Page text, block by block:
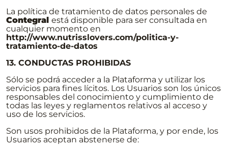
La política de tratamiento de datos personales de
Contegral está disponible para ser consultada en
cualquier momento en
http://www.nutrisslovers.com/politica-y-
tratamiento-de-datos
13. CONDUCTAS PROHIBIDAS
Sólo se podrá acceder a la Plataforma y utilizar los
servicios para fines lícitos. Los Usuarios son los únicos
responsables del conocimiento y cumplimiento de
todas las leyes y reglamentos relativos al acceso y
uso de los servicios.
Son usos prohibidos de la Plataforma, y por ende, los
Usuarios aceptan abstenerse de: